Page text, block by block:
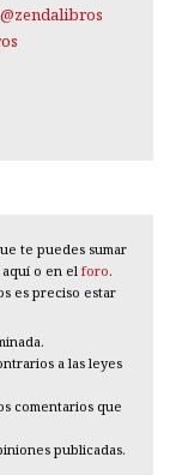
@zendalibros
te puedes sumar
o en el foro.
es preciso estar
a las leyes
comentarios que
publicadas.